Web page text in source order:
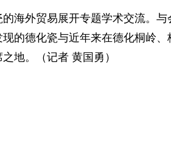
海外贸易展开专题学术交流。
的德化瓷与近年来在德化桐岭
地。（记者 黄国勇）